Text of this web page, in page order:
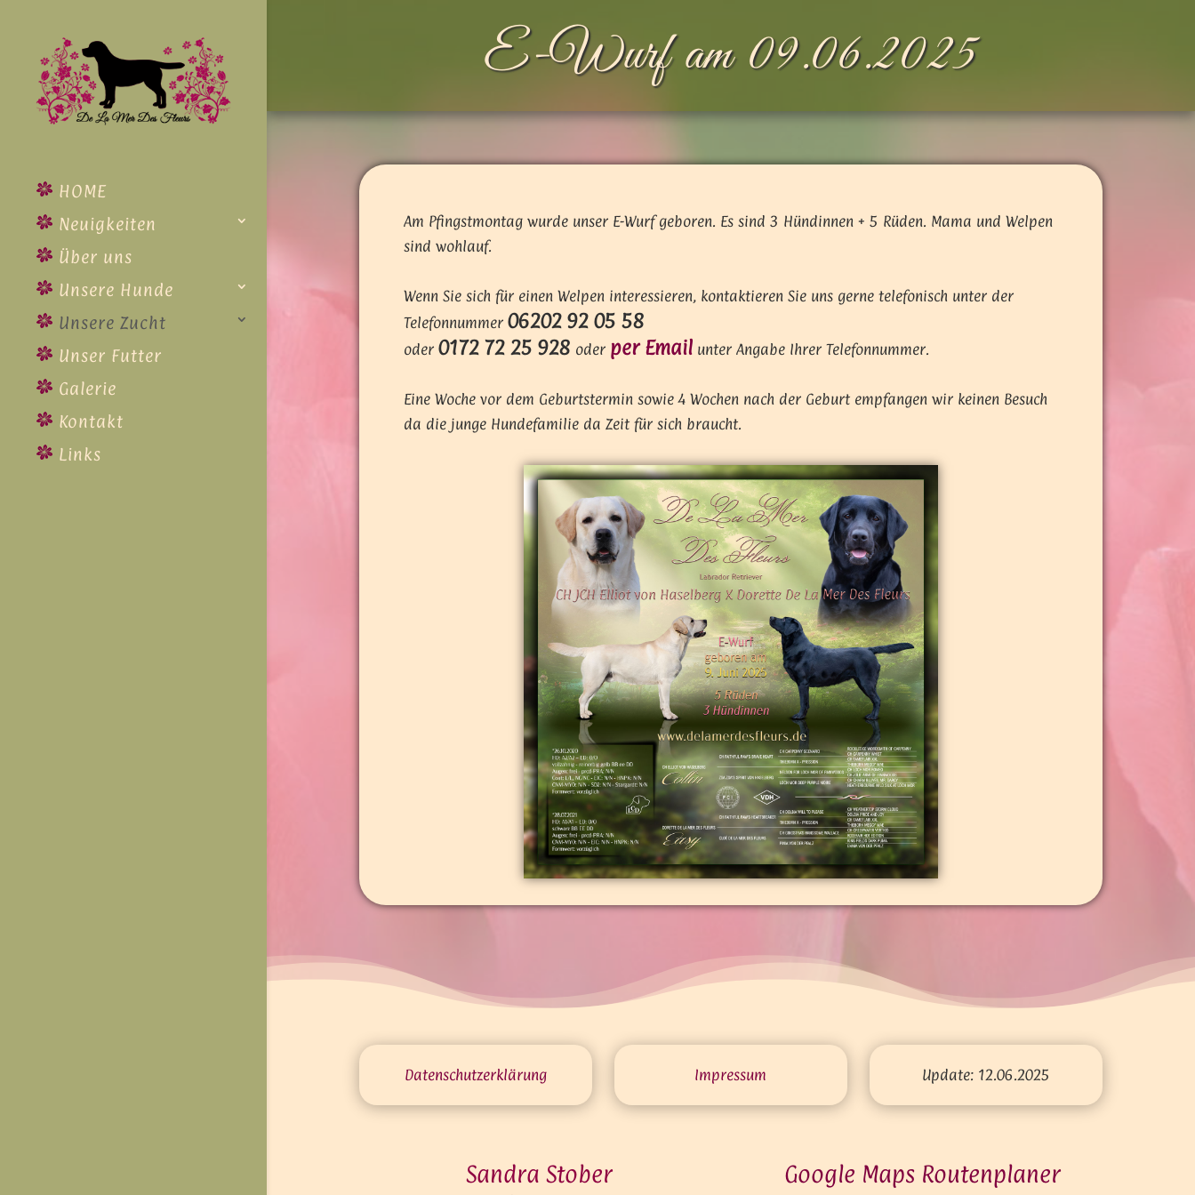
HOME
Neuigkeiten
Über uns
Unsere Hunde
Unsere Zucht
Unser Futter
Galerie
Kontakt
Links
E-Wurf am 09.06.2025
Am Pfingstmontag wurde unser E-Wurf geboren. Es sind 3 Hündinnen + 5 Rüden. Mama und Welpen
sind wohlauf.
Wenn Sie sich für einen Welpen interessieren, kontaktieren Sie uns gerne telefonisch unter der
Telefonnummer06202 92 05 58
oder0172 72 25 928 oder per Email unter Angabe Ihrer Telefonnummer.
Eine Woche vor dem Geburtstermin sowie 4 Wochen nach der Geburt empfangen wir keinen Besuch
da die junge Hundefamilie da Zeit für sich braucht.
Datenschutz­erklärung Impressum Update: 12.06.2025
Sandra Stober Google Maps Routen­planer